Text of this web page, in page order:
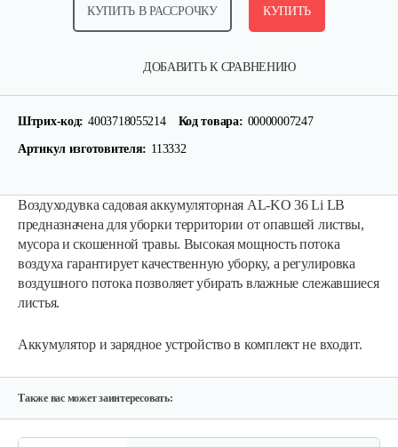
ДОБАВИТЬ К СРАВНЕНИЮ
КУПИТЬ В РАССРОЧКУ КУПИТЬ
Штрих-код: 4003718055214 Код товара: 00000007247
Артикул изготовителя: 113332
Воздуходувка садовая аккумуляторная AL-KO 36 Li LB
предназначена для уборки территории от опавшей листвы,
мусора и скошенной травы. Высокая мощность потока
воздуха гарантирует качественную уборку, а регулировка
воздушного потока позволяет убирать влажные слежавшиеся
листья.
Аккумулятор и зарядное устройство в комплект не входит.
Также вас может заинтересовать: